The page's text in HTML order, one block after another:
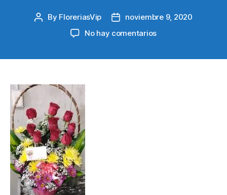
Post
By FloreriasVip
Postnoviembre 9, 2020
No hay comentariosen